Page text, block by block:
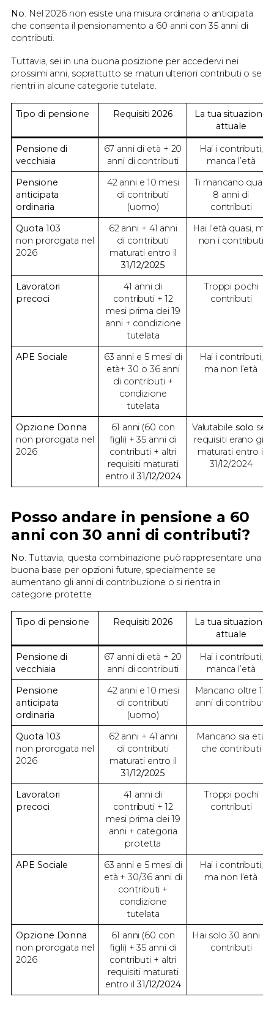
No. Nel 2026 non esiste una misura ordinaria o anticipata
che consenta il pensionamento a 60 anni con 35 anni di
contributi.
Tuttavia, sei in una buona posizione per accedervi nei
prossimi anni, soprattutto se maturi ulteriori contributi o se
rientri in alcune categorie tutelate.
Tipo di pensione Requisiti 2026
La tua situazione
attuale
Pensione di
vecchiaia
67 anni di età + 20
anni di contributi
Hai i contributi,
manca l’età
Pensione
anticipata
ordinaria
42 anni e 10 mesi
di contributi
(uomo)
Ti mancano quasi
8 anni di
contributi
Quota 103
non prorogata nel
2026
62 anni + 41 anni
di contributi
maturati entro il
31/12/2025
Hai l’età quasi, ma
non i contributi
Lavoratori
precoci
41 anni di
contributi + 12
mesi prima dei 19
anni + condizione
tutelata
Troppi pochi
contributi
APE Sociale
63 anni e 5 mesi di
età+ 30 o 36 anni
di contributi +
condizione
tutelata
Hai i contributi,
ma non l’età
Opzione Donna
non prorogata nel
2026
61 anni (60 con
figli) + 35 anni di
contributi + altri
requisiti maturati
entro il31/12/2024
Valutabile solo se i
requisiti erano già
maturati entro il
31/12/2024
Posso andare in pensione a 60
anni con 30 anni di contributi?
No. Tuttavia, questa combinazione può rappresentare una
buona base per opzioni future, specialmente se
aumentano gli anni di contribuzione o si rientra in
categorie protette.
Tipo di pensione Requisiti 2026
La tua situazione
attuale
Pensione di
vecchiaia
67 anni di età + 20
anni di contributi
Hai i contributi,
manca l’età
Pensione
anticipata
ordinaria
42 anni e 10 mesi
di contributi
(uomo)
Mancano oltre 12
anni di contributi
Quota 103
non prorogata nel
2026
62 anni + 41 anni
di contributi
maturati entro il
31/12/2025
Mancano sia età
che contributi
Lavoratori
precoci
41 anni di
contributi + 12
mesi prima dei 19
anni + categoria
protetta
Troppi pochi
contributi
APE Sociale
63 anni e 5 mesi di
età + 30/36 anni di
contributi +
condizione
tutelata
Hai i contributi,
ma non l’età
Opzione Donna
non prorogata nel
2026
61 anni (60 con
figli) + 35 anni di
contributi + altri
requisiti maturati
entro il31/12/2024
Hai solo 30 anni di
contributi